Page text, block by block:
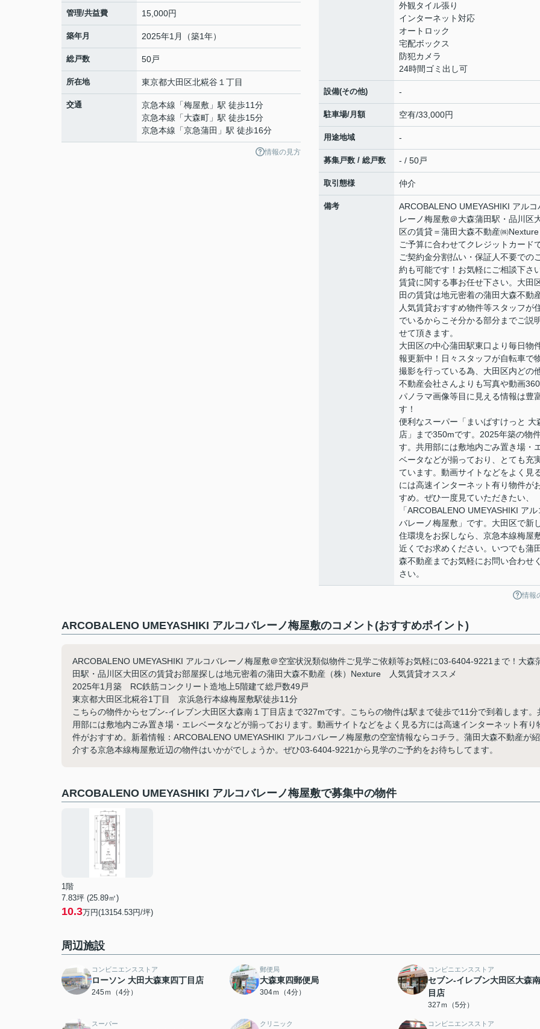
管理/共益費 15,000円
築年月 2025年1月（築1年）
総戸数 50戸
所在地 東京都大田区北糀谷 １丁目
交通 京急本線 「梅屋敷 」駅 徒歩11分
京急本線 「大森町 」駅 徒歩15分
京急本線 「京急蒲田 」駅 徒歩16分
情報の見方
外観タイル張り
インターネット対応
オートロック
宅配ボックス
防犯カメラ
24時間ゴミ出し可
設備(その他) -
駐車場/月額 空有/33,000円
用途地域 -
募集戸数 / 総戸数 - / 50戸
取引態様 仲介
備考
ARCOBALENO UMEYASHIKI アルコ
レーノ梅屋敷＠大森蒲田駅・品川区
区の賃貸＝蒲田大森不動産㈱Nexture
ご予算に合わせてクレジットカード
ご契約金分割払い・保証人不要での
約も可能です！お気軽にご相談下さ
賃貸に関する事お任せ下さい。大田
田の賃貸は地元密着の蒲田大森不動
人気賃貸おすすめ物件等スタッフが
でいるからこそ分かる部分までご説
せて頂きます。
大田区の中心蒲田駅東口より毎日物
報更新中！日々スタッフが自転車で
撮影を行っている為、大田区内どの
不動産会社さんよりも写真や動画
パノラマ画像等目に見える情報は豊
す！
便利なスーパー「まいばすけっと 大
店」まで350mです。2025年築の物
す。共用部には敷地内ごみ置き場・
ベータなどが揃っており、とても充
ています。動画サイトなどをよく見
には高速インターネット有り物件が
すめ。ぜひ一度見ていただきたい、
「ARCOBALENO UMEYASHIKI アル
バレーノ梅屋敷」です。大田区で新
住環境をお探しなら、京急本線梅屋
近くでお求めください。いつでも蒲
森不動産までお気軽にお問い合わせ
さい。
情報
ARCOBALENO UMEYASHIKI アルコバレーノ梅屋敷のコメント(おすすめポイント)
ARCOBALENO UMEYASHIKI アルコバレーノ梅屋敷＠空室状況類似物件ご見学ご依頼等お気軽に03-6404-9221まで！大森
田駅・品川区大田区の賃貸お部屋探しは地元密着の蒲田大森不動産（株）Nexture 人気賃貸オススメ
2025年1月築 RC鉄筋コンクリート造地上5階建て総戸数49戸
東京都大田区北糀谷1丁目 京浜急行本線梅屋敷駅徒歩11分
こちらの物件からセブン-イレブン大田区大森南１丁目店まで327mです。こちらの物件は駅まで徒歩で11分で到着します。
用部には敷地内ごみ置き場・エレベータなどが揃っております。動画サイトなどをよく見る方には高速インターネット有り
件がおすすめ。新着情報：ARCOBALENO UMEYASHIKI アルコバレーノ梅屋敷の空室情報ならコチラ。蒲田大森不動産が紹
介する京急本線梅屋敷近辺の物件はいかがでしょうか。ぜひ03-6404-9221から見学のご予約をお待ちしてます。
ARCOBALENO UMEYASHIKI アルコバレーノ梅屋敷で募集中の物件
1階
7.83坪 (25.89㎡)
10.3万円(13154.53円/坪)
周辺施設
コンビニエンスストア
ローソン 大田大森東四丁目店
245ｍ（4分）
郵便局
大森東四郵便局
304ｍ（4分）
コンビニエンスストア
セブン-イレブン大田区大森
目店
327ｍ（5分）
スーパー クリニック コンビニエンスストア